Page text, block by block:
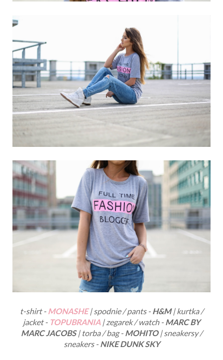
t-shirt - MONASHE| spodnie / pants -H&M| kurtka /
jacket - TOPUBRANIA | zegarek / watch - MARC BY
MARC JACOBS| torba / bag - MOHITO | sneakersy /
sneakers - NIKE DUNK SKY